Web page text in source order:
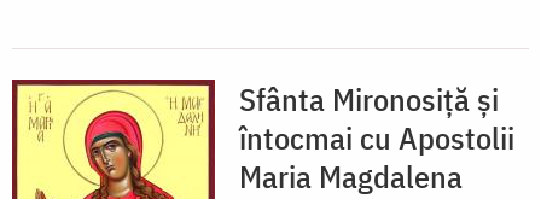
Sfânta Mironosiță și
întocmai cu Apostolii
Maria Magdalena